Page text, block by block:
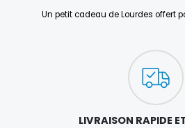
Un petit cadeau de Lourdes offert
LIVRAISON RAPIDE